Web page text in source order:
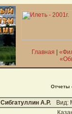
Главная
Отчеты
Сибгатуллин А.Р. Вид: